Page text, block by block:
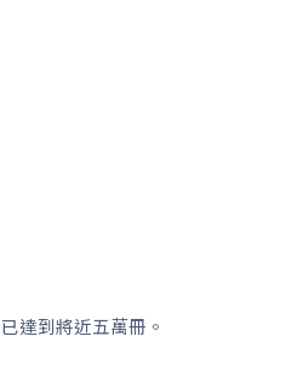
達到將近五萬冊。